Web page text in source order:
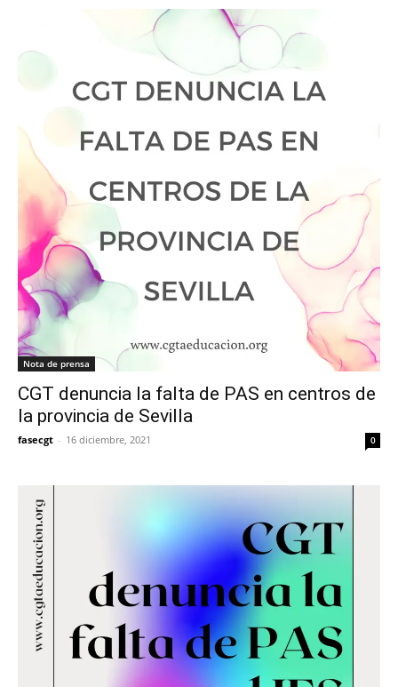
Nota de prensa
CGT denuncia la falta de PAS en centros de
la provincia de Sevilla
fasecgt - 16 diciembre, 2021 0